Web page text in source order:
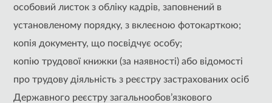
особовий листок з обліку кадрів, заповнений в
установленому порядку, з вклеєною фотокарткою;
копія документу, що посвідчує особу;
копію трудової книжки (за наявності) або відомості
про трудову діяльність з реєстру застрахованих осіб
Державного реєстру загальнообов’язкового